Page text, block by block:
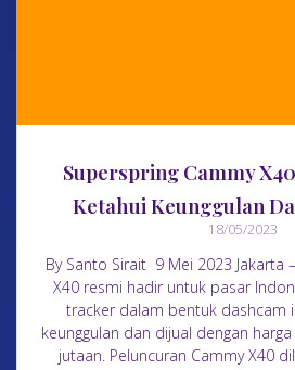
Superspring Cammy
Ketahui Keunggulan
18/05/2023
By Santo Sirait 9 Mei 2023 Jakarta
X40 resmi hadir untuk pasar
tracker dalam bentuk dashcam
keunggulan dan dijual dengan
jutaan. Peluncuran Cammy X40